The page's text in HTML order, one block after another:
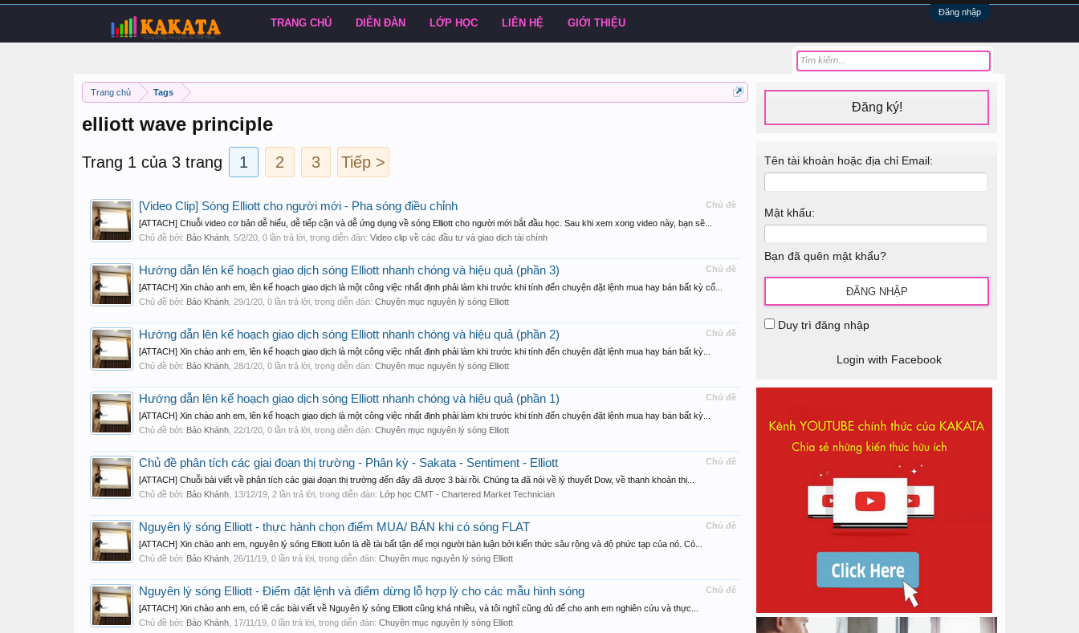
Đăng nhập
Trang chủ Tags
elliott wave principle
Trang 1 của 3 trang 1 2 3 Tiếp >
Chủ đề
[Video Clip] Sóng Elliott cho người mới - Pha sóng điều chỉnh
[ATTACH] Chuỗi video cơ bản dễ hiểu, dễ tiếp cận và dễ ứng dụng về sóng Elliott cho người mới bắt đầu học. Sau khi xem xong video này, bạn sẽ...
Chủ đề bởi: Bảo Khánh 5/2/20 , 0 lần trả lời, trong diễn đàn: Video clip về các đầu tư và giao dịch tài chính
Chủ đề
Hướng dẫn lên kế hoạch giao dịch sóng Elliott nhanh chóng và hiệu quả (phần 3)
[ATTACH] Xin chào anh em, lên kế hoạch giao dịch là một công việc nhất định phải làm khi trước khi tính đến chuyện đặt lệnh mua hay bán bất kỳ cổ...
Chủ đề bởi: Bảo Khánh 29/1/20 , 0 lần trả lời, trong diễn đàn: Chuyên mục nguyên lý sóng Elliott
Chủ đề
Hướng dẫn lên kế hoạch giao dịch sóng Elliott nhanh chóng và hiệu quả (phần 2)
[ATTACH] Xin chào anh em, lên kế hoạch giao dịch là một công việc nhất định phải làm khi trước khi tính đến chuyện đặt lệnh mua hay bán bất kỳ...
Chủ đề bởi: Bảo Khánh 28/1/20 , 0 lần trả lời, trong diễn đàn: Chuyên mục nguyên lý sóng Elliott
Chủ đề
Hướng dẫn lên kế hoạch giao dịch sóng Elliott nhanh chóng và hiệu quả (phần 1)
[ATTACH] Xin chào anh em, lên kế hoạch giao dịch là một công việc nhất định phải làm khi trước khi tính đến chuyện đặt lệnh mua hay bán bất kỳ...
Chủ đề bởi: Bảo Khánh 22/1/20 , 0 lần trả lời, trong diễn đàn: Chuyên mục nguyên lý sóng Elliott
Chủ đề
Chủ đề phân tích các giai đoạn thị trường - Phân kỳ - Sakata - Sentiment - Elliott
[ATTACH] Chuỗi bài viết về phân tích các giai đoạn thị trường đến đây đã được 3 bài rồi. Chúng ta đã nói về lý thuyết Dow, về thanh khoản thị...
Chủ đề bởi: Bảo Khánh 13/12/19 , 2 lần trả lời, trong diễn đàn: Lớp học CMT - Chartered Market Technician
Chủ đề
Nguyên lý sóng Elliott - thực hành chọn điểm MUA/ BÁN khi có sóng FLAT
[ATTACH] Xin chào anh em, nguyên lý sóng Elliott luôn là đề tài bất tận để mọi người bàn luận bởi kiến thức sâu rộng và độ phức tạp của nó. Có...
Chủ đề bởi: Bảo Khánh 26/11/19 , 0 lần trả lời, trong diễn đàn: Chuyên mục nguyên lý sóng Elliott
Chủ đề
Nguyên lý sóng Elliott - Điểm đặt lệnh và điểm dừng lỗ hợp lý cho các mẫu hình sóng
[ATTACH] Xin chào anh em, có lẽ các bài viết về Nguyên lý sóng Elliott cũng khá nhiều, và tôi nghĩ cũng đủ để cho anh em nghiên cứu và thực...
Chủ đề bởi: Bảo Khánh 17/11/19 , 0 lần trả lời, trong diễn đàn: Chuyên mục nguyên lý sóng Elliott
Đăng ký!
Tên tài khoản hoặc địa chỉ Email:
Mật khẩu:
Bạn đã quên mật khẩu?
Duy trì đăng nhập
Login with Facebook
TRANG CHỦ DIỄN ĐÀN LỚP HỌC LIÊN HỆ GIỚI THIỆU